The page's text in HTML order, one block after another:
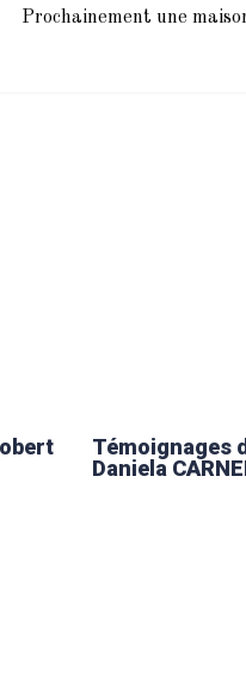
Prochainement une
Témoignages
Daniela